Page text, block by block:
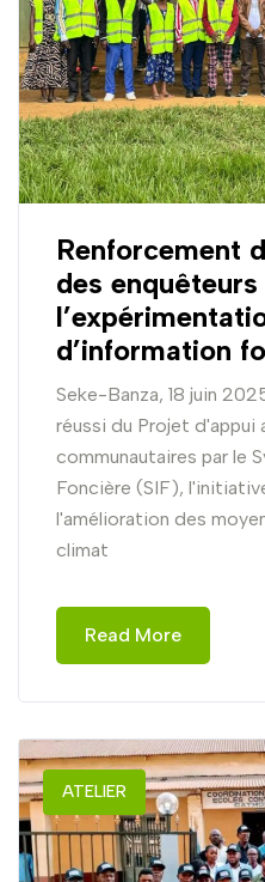
Renforcement
des
d’information
Seke-Banza, 18 juin
réussi du Projet
communautaires par le
Foncière (SIF),
l'amélioration des
climat
Read More
ATELIER